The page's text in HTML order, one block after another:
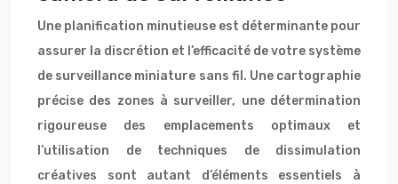
Une planification minutieuse est déterminante pour
assurer la discrétion et l’efficacité de votre système
de surveillance miniature sans fil. Une cartographie
précise des zones à surveiller, une détermination
rigoureuse des emplacements optimaux et
l’utilisation de techniques de dissimulation
créatives sont autant d’éléments essentiels à